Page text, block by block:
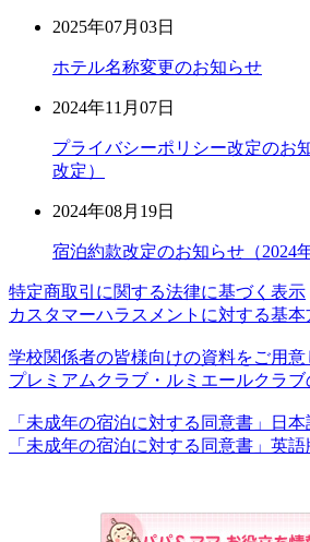
2025年07月03日
ホテル名称変更のお知らせ
2024年11月07日
プライバシーポリシー改定のお
改定）
2024年08月19日
宿泊約款改定のお知らせ（2024
特定商取引に関する法律に基づく表示
カスタマーハラスメントに対する基本
学校関係者の皆様向けの資料をご用
プレミアムクラブ・ルミエールクラ
「未成年の宿泊に対する同意書」日
「未成年の宿泊に対する同意書」英